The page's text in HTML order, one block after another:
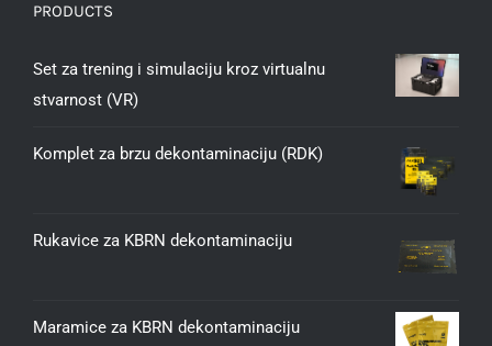
PRODUCTS
Set za trening i simulaciju kroz virtualnu
stvarnost (VR)
Komplet za brzu dekontaminaciju (RDK)
Rukavice za KBRN dekontaminaciju
Maramice za KBRN dekontaminaciju